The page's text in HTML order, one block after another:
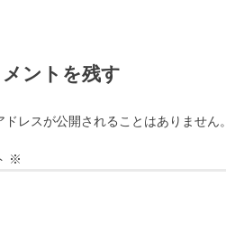
メントを残す
ドレスが公開されることはありません。
※